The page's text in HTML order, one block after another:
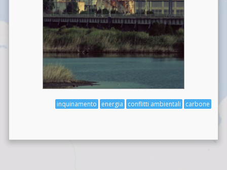
carbone
conflitti ambientali
energia
inquinamento